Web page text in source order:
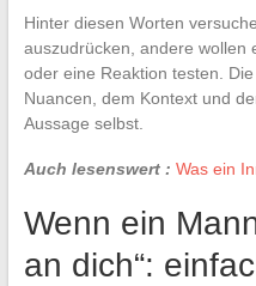
Hinter diesen Worten
auszudrücken, andere wollen
oder eine Reaktion testen.
Nuancen, dem Kontext und
Aussage selbst.
Auch lesenswert : Was ein
Wenn ein
an dich“: